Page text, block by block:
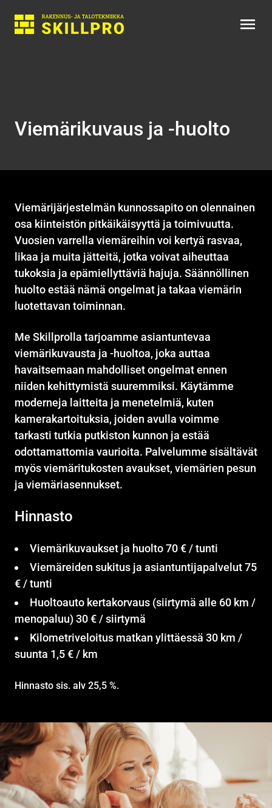
Skillpro
Viemärikuvaus ja -huolto
Viemärijärjestelmän kunnossapito on olennainen
osa kiinteistön pitkäikäisyyttä ja toimivuutta.
Vuosien varrella viemäreihin voi kertyä rasvaa,
likaa ja muita jätteitä, jotka voivat aiheuttaa
tukoksia ja epämiellyttäviä hajuja. Säännöllinen
huolto estää nämä ongelmat ja takaa viemärin
luotettavan toiminnan.
Me Skillprolla tarjoamme asiantuntevaa
viemärikuvausta ja -huoltoa, joka auttaa
havaitsemaan mahdolliset ongelmat ennen
niiden kehittymistä suuremmiksi. Käytämme
moderneja laitteita ja menetelmiä, kuten
kamerakartoituksia, joiden avulla voimme
tarkasti tutkia putkiston kunnon ja estää
odottamattomia vaurioita. Palvelumme sisältävät
myös viemäritukosten avaukset, viemärien pesun
ja viemäriasennukset.
Hinnasto
Viemärikuvaukset ja huolto 70 € / tunti
Viemäreiden sukitus ja asiantuntijapalvelut 75
€ / tunti
Huoltoauto kertakorvaus (siirtymä alle 60 km /
menopaluu) 30 € / siirtymä
Kilometriveloitus matkan ylittäessä 30 km /
suunta 1,5 € / km
Hinnasto sis. alv 25,5 %.